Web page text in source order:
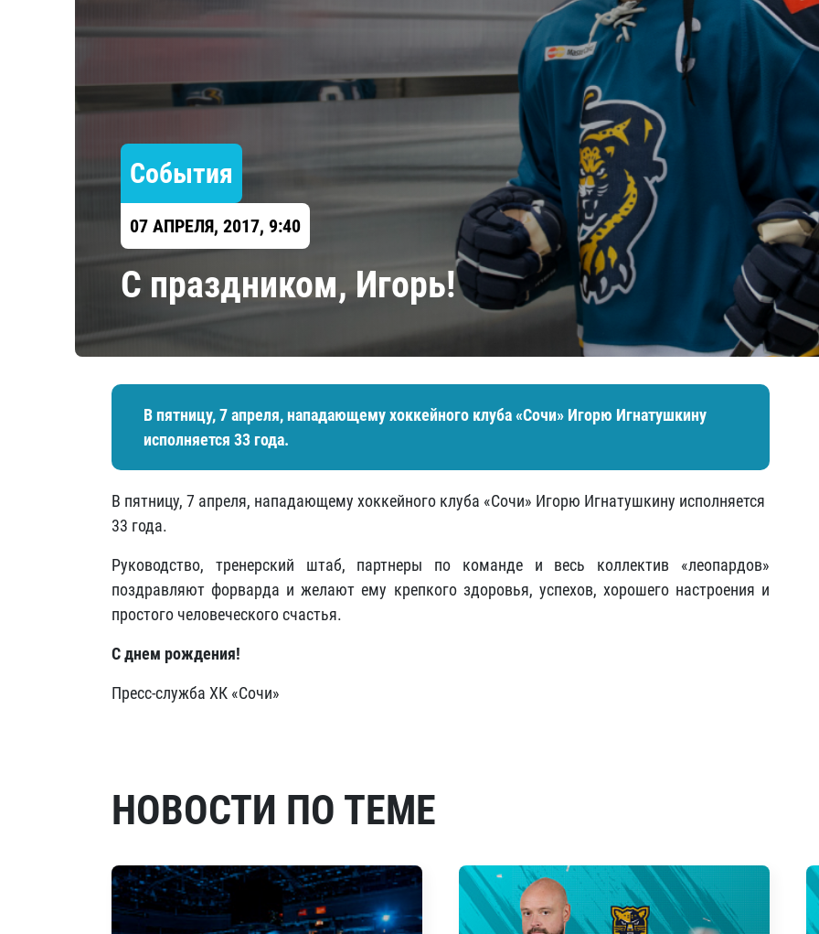
Северсталь
Шанхайские Драконы
Салават Юлаев
Сибирь
События
07 АПРЕЛЯ, 2017, 9:40
С праздником, Игорь!
В пятницу, 7 апреля, нападающему хоккейного клуба «Сочи»​ Игорю Игнатушкину
исполняется 33 года.
В пятницу, 7 апреля, нападающему хоккейного клуба «Сочи»​ Игорю Игнатушкину исполняется
33 года.
Руководство, тренерский штаб, партнеры по команде и весь коллектив «леопардов»
поздравляют форварда и желают ему крепкого здоровья, успехов, хорошего настроения и
простого человеческого счастья.
С днем рождения!
Пресс-служба ХК «Сочи»
НОВОСТИ ПО ТЕМЕ